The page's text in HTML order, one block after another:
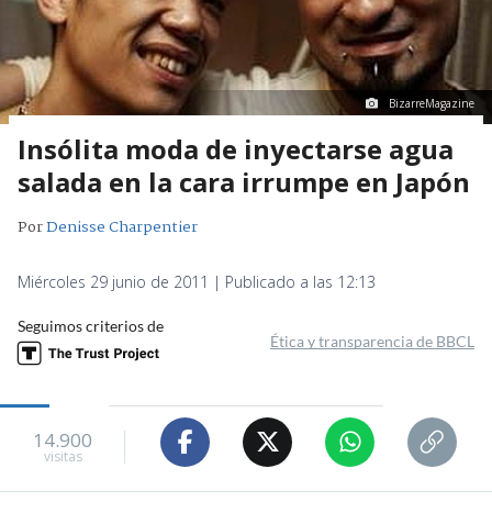
BizarreMagazine
Insólita moda de inyectarse agua
salada en la cara irrumpe en Japón
PorDenisse Charpentier
Miércoles 29 junio de 2011 | Publicado a las 12:13
Seguimos criterios de
Ética y transparencia de BBCL
14.900
visitas